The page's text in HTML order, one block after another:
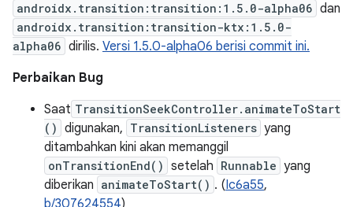
androidx.transition:transition:1.5.0-alpha06 dan
androidx.transition:transition-ktx:1.5.0-
alpha06 dirilis. Versi 1.5.0-alpha06 berisi commit ini.
Perbaikan Bug
Saat TransitionSeekController.animateToStart
() digunakan, TransitionListeners yang
ditambahkan kini akan memanggil
onTransitionEnd() setelah Runnable yang
diberikan animateToStart() . (Ic6a55,
b/307624554)